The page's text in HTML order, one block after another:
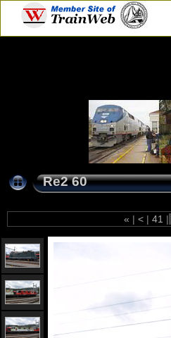
Re2 60
« | < | 41 |